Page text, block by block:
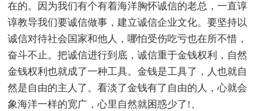
在的。因为我们有个有着海洋胸怀诚信的老总，一直谆
谆教导我们要诚信做事，建立诚信企业文化。要坚持以
诚信对待社会国家和他人，哪怕受伤吃亏也在所不惜，
奋斗不止。把诚信进行到底，诚信重于金钱权利，自然
金钱权利也就成了一种工具。金钱是工具了，人也就自
然是自由的主人了。看淡了金钱有了自由的人，心就会
象海洋一样的宽广，心里自然就困惑少了!、